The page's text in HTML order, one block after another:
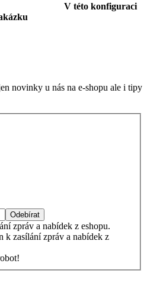
V této konfiguraci
novinky u nás na e-shopu ale i tipy
Odebírat
zpráv a nabídek z eshopu.
k zasílání zpráv a nabídek z